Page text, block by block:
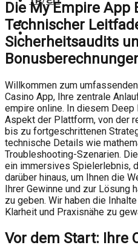
Die My Empire App
Technischer
Sicherheitsaudits
Willkommen zum
Casino App, Ihre zentrale
empire online. In diesem
Aspekt der Plattform, von der
bis zu fortgeschrittenen
technische Details wie
Troubleshooting-Szenarien. Die
ein immersives Spielerlebnis,
darüber hinaus, um Ihnen die
Ihrer Gewinne und zur Lösung
zu geben. Wir haben die
Klarheit und Praxisnähe zu
Vor dem Start: Ihre